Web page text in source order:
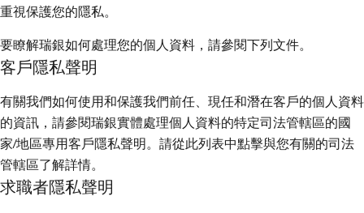
重視保護您的隱私。
要瞭解瑞銀如何處理您的個人資料，請參閱下列文件。
客戶隱私聲明
有關我們如何使用和保護我們前任、現任和潛在客戶的個人資料
的資訊，請參閱瑞銀實體處理個人資料的特定司法管轄區的國
家/地區專用客戶隱私聲明。請從此列表中點擊與您有關的司法
管轄區了解詳情。
求職者隱私聲明